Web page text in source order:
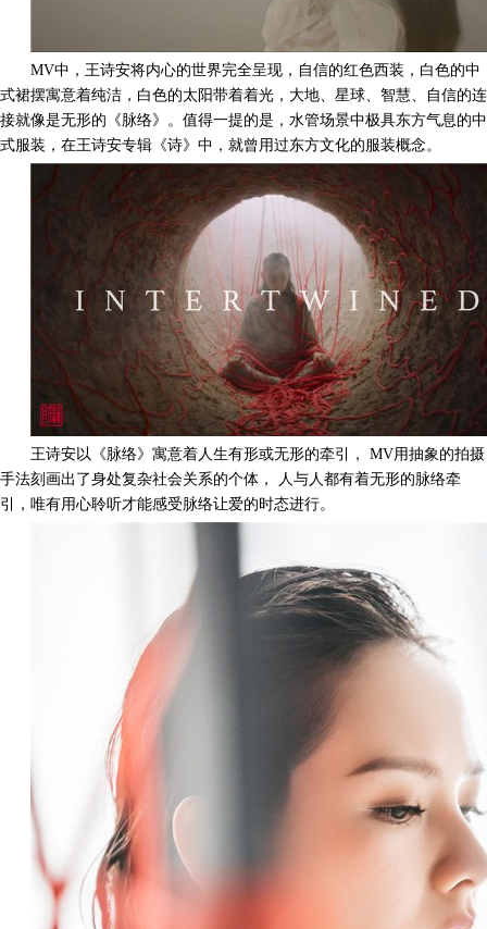
MV中，王诗安将内心的世界完全呈现，自信的红色西装，白色的中
式裙摆寓意着纯洁，白色的太阳带着着光，大地、星球、智慧、自信的连
接就像是无形的《脉络》。值得一提的是，水管场景中极具东方气息的中
式服装，在王诗安专辑《诗》中，就曾用过东方文化的服装概念。
王诗安以《脉络》寓意着人生有形或无形的牵引， MV用抽象的拍摄
手法刻画出了身处复杂社会关系的个体， 人与人都有着无形的脉络牵
引，唯有用心聆听才能感受脉络让爱的时态进行。